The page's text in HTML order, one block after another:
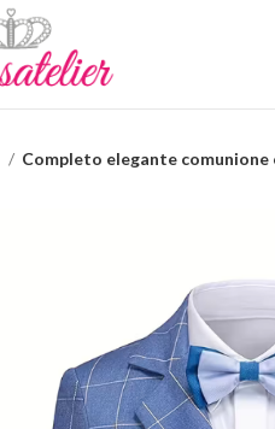
Completo elegante comunione